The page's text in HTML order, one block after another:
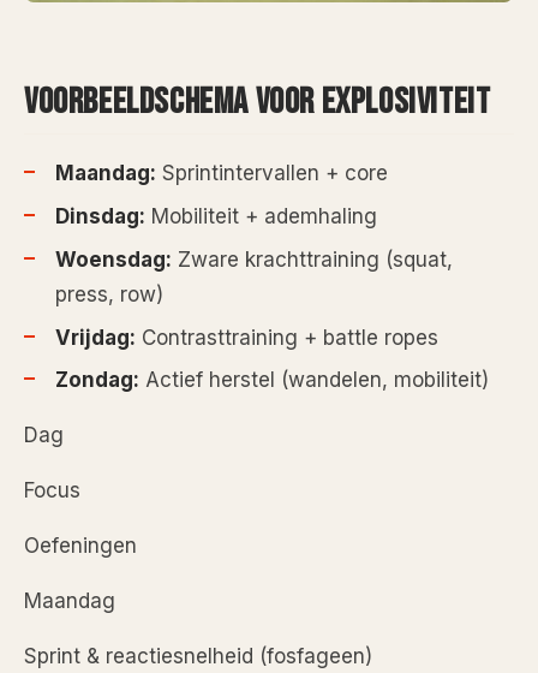
VOORBEELDSCHEMA VOOR EXPLOSIVITEIT
Maandag: Sprintintervallen + core
Dinsdag: Mobiliteit + ademhaling
Woensdag: Zware krachttraining (squat,
press, row)
Vrijdag: Contrasttraining + battle ropes
Zondag: Actief herstel (wandelen, mobiliteit)
Dag
Focus
Oefeningen
Maandag
Sprint & reactiesnelheid (fosfageen)